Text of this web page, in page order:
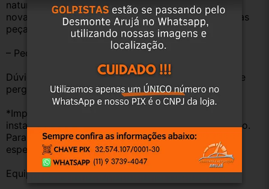
natural pelo tempo. Peças perfeitas são apenas as
novas e sem uso. No entanto, garantimos que nossas
peças estão em BOM ESTADO e foram testadas.
– Peças são ORIGINAIS USADAS.
Dúvidas sobre uso ou aplicação, utilizar o campo de
perguntas;
*Importante: Não nos responsabilizamos por
instalações inadequadas ou uso indevido do produto.
Para evitar problemas, consulte um profissional
especializado.
Equipe DESMONTE ARUJÁ.